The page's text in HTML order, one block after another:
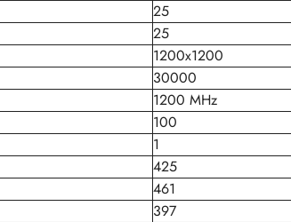
25
25
1200x1200
30000
1200 MHz
100
1
425
461
397